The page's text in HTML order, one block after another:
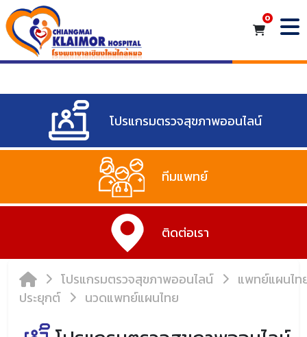
โปรแกรมตรวจสุขภาพออนไลน์
ทีมแพทย์
ติดต่อเรา
โปรแกรมตรวจสุขภาพออนไลน์
แพทย์แผนไท
ประยุกต์
นวดแพทย์แผนไทย